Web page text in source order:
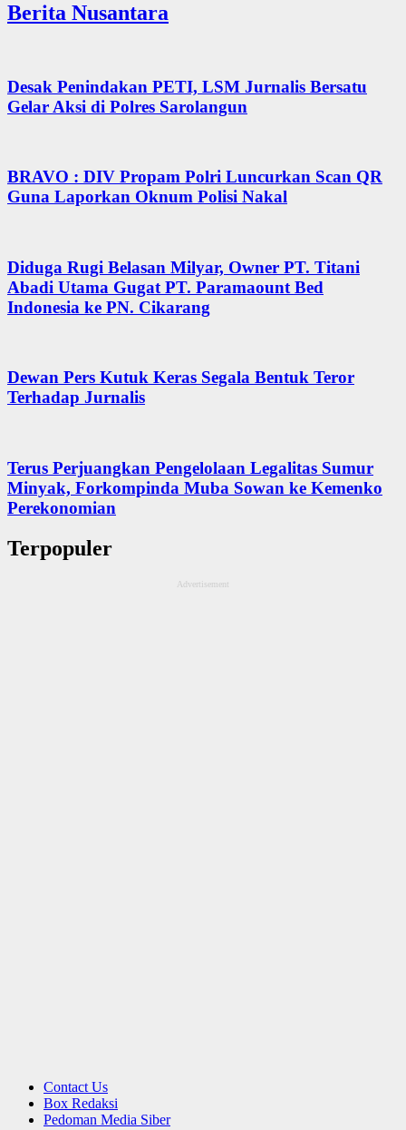
Berita Nusantara
Desak Penindakan PETI, LSM Jurnalis Bersatu
Gelar Aksi di Polres Sarolangun
BRAVO : DIV Propam Polri Luncurkan Scan QR
Guna Laporkan Oknum Polisi Nakal
Diduga Rugi Belasan Milyar, Owner PT. Titani
Abadi Utama Gugat PT. Paramaount Bed
Indonesia ke PN. Cikarang
Dewan Pers Kutuk Keras Segala Bentuk Teror
Terhadap Jurnalis
Terus Perjuangkan Pengelolaan Legalitas Sumur
Minyak, Forkompinda Muba Sowan ke Kemenko
Perekonomian
Terpopuler
Advertisement
Contact Us
Box Redaksi
Pedoman Media Siber